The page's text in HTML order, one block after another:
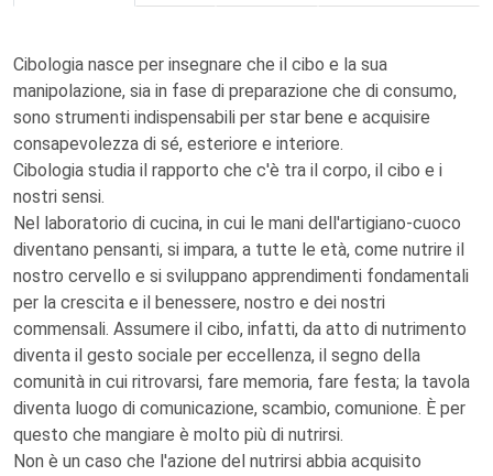
Cibologia nasce per insegnare che il cibo e la sua
manipolazione, sia in fase di preparazione che di consumo,
sono strumenti indispensabili per star bene e acquisire
consapevolezza di sé, esteriore e interiore.
Cibologia studia il rapporto che c'è tra il corpo, il cibo e i
nostri sensi.
Nel laboratorio di cucina, in cui le mani dell'artigiano-cuoco
diventano pensanti, si impara, a tutte le età, come nutrire il
nostro cervello e si sviluppano apprendimenti fondamentali
per la crescita e il benessere, nostro e dei nostri
commensali. Assumere il cibo, infatti, da atto di nutrimento
diventa il gesto sociale per eccellenza, il segno della
comunità in cui ritrovarsi, fare memoria, fare festa; la tavola
diventa luogo di comunicazione, scambio, comunione. È per
questo che mangiare è molto più di nutrirsi.
Non è un caso che l'azione del nutrirsi abbia acquisito